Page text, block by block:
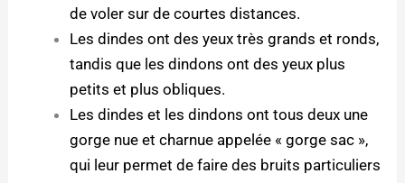
de voler sur de courtes distances.
Les dindes ont des yeux très grands et ronds,
tandis que les dindons ont des yeux plus
petits et plus obliques.
Les dindes et les dindons ont tous deux une
gorge nue et charnue appelée « gorge sac »,
qui leur permet de faire des bruits particuliers